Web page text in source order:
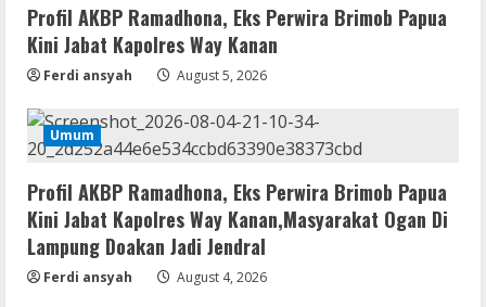
Profil AKBP Ramadhona, Eks Perwira Brimob Papua
Kini Jabat Kapolres Way Kanan
Ferdi ansyah August 5, 2026
Umum
Profil AKBP Ramadhona, Eks Perwira Brimob Papua
Kini Jabat Kapolres Way Kanan,Masyarakat Ogan Di
Lampung Doakan Jadi Jendral
Ferdi ansyah August 4, 2026
5
Office 365 Professional Plus ISO File
Multilanguage
1
Coop
Uncharted: Legacy of Thieves
August 9, 2026
Resettools
Display Changer X Portable + Crack